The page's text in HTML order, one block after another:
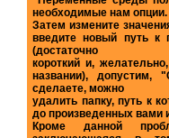
необходимые нам опции.
Затем измените
введите новый путь к
(достаточно
короткий и,
названии), допустим,
сделаете, можно
удалить папку, путь к
до произведенных вами
Кроме данной